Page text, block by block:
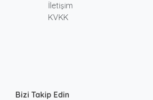
İletişim
KVKK
Bizi Takip Edin